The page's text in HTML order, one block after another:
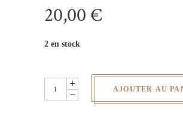
20,00€
2 en stock
Lot
de
AJOUTER AU